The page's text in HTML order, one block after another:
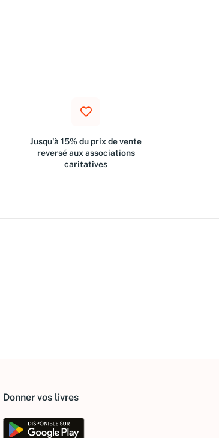
Jusqu'à 15% du prix de vente
reversé aux associations
caritatives
Donner vos livres